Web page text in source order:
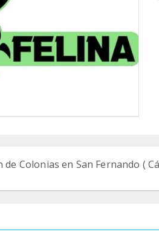
Colonias en San Fernando (